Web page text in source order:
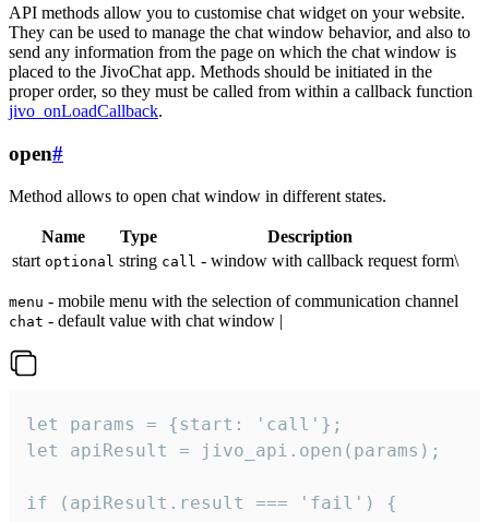
API methods allow you to customise chat widget on your website.
They can be used to manage the chat window behavior, and also to
send any information from the page on which the chat window is
placed to the JivoChat app. Methods should be initiated in the
proper order, so they must be called from within a callback function
jivo_onLoadCallback.
open#
Method allows to open chat window in different states.
Name Type
Description
start optional string call - window with callback request form\
menu - mobile menu with the selection of communication channel
chat - default value with chat window |
let params = {start: 'call'};
let apiResult = jivo_api.open(params);
if (apiResult.result === 'fail') {